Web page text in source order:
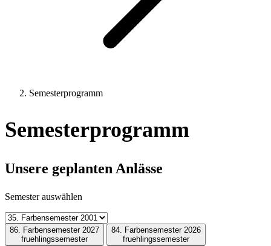
Semesterprogramm
Semesterprogramm
Unsere geplanten Anlässe
Semester auswählen
86. Farbensemester 2027
fruehlingssemester
84. Farbensemester 2026
fruehlingssemester